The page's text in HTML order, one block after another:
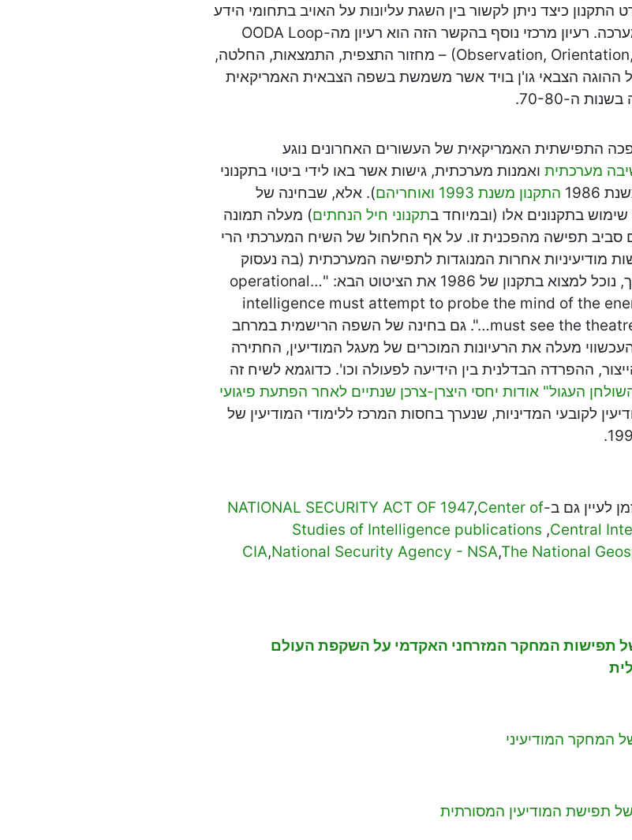
כיצד ניתן לקשור בין השגת עליונות על האויב בתחומי הידע
והידיעה להכרעת המערכה. רעיון מרכזי נוסף בהקשר הזה הוא רעיון מה-OODA Loop
(Observation, Orientation, Decision, Action) – מחזור התצפית, התמצאות, החלטה,
של ההוגה הצבאי גו'ן בויד אשר משמשת בשפה הצבאית האמריקאית
ה-70-80.
התפישתית האמריקאית של העשורים האחרונים נוגע
מערכתית ואמנות מערכתית, גישות אשר באו לידי ביטוי בתקנוני
התקנון משנת 1993 ואוחריהם). אלא, שבחינה של
בתקנונים אלו (ובמיוחד בתקנוני חיל הנחתים) מעלה תמונה
סביב תפישה מהפכנית זו. על אף החלחול של השיח המערכתי הרי
מודיעיניות אחרות המנוגדות לתפישה המערכתית (בה נעסוק
בהרחבה בהמשך). כך, נוכל למצוא בתקנון של 1986 את הציטוט הבא: "…operational
intelligence must attempt to probe the mind of the
must see the theatre through his eyes…". גם בחינה של השפה הרישמית במרחב
מעלה את הרעיונות המוכרים של מעגל המודיעין, החתירה
ההפרדה הבדלנית בין הידיעה לפעולה וכו'. כדוגמא לשיח זה
העגול" אודות יחסי היצרן-צרכן שנתיים לאחר הפתעת פיגועי
לקובעי המדיניות, שנערך בחסות המרכז ללימודי המודיעין של
לעיין גם ב- NATIONAL SECURITY ACT OF 1947,Center of
Studies of Intelligence publications ,Central
CIA,National Security Agency - NSA,The National
תפישות המחקר המזרחני האקדמי על השקפת העולם
המחקר המודיעיני
תפישת המודיעין המסורתית